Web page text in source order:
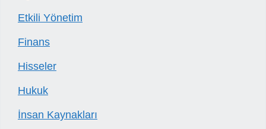
Etkili Yönetim
Finans
Hisseler
Hukuk
İnsan Kaynakları